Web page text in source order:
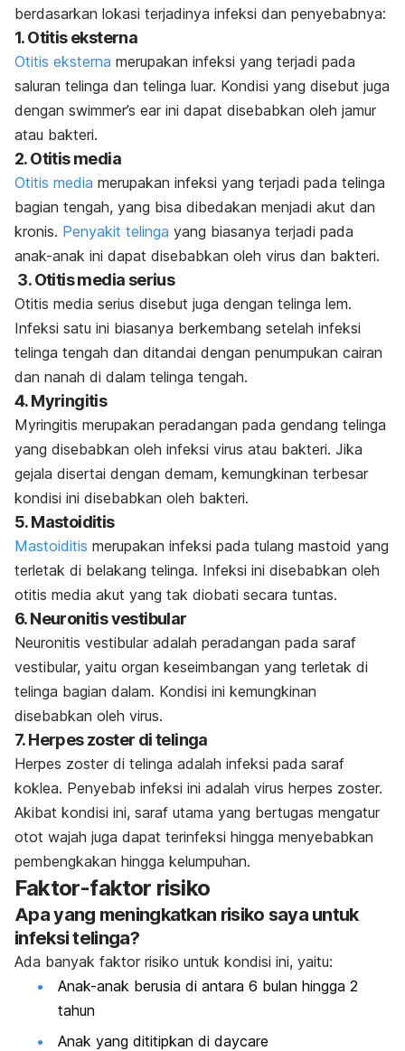
berdasarkan lokasi terjadinya infeksi dan penyebabnya:
1. Otitis eksterna
Otitis eksterna merupakan infeksi yang terjadi pada
saluran telinga dan telinga luar. Kondisi yang disebut juga
dengan swimmer’s ear ini dapat disebabkan oleh jamur
atau bakteri.
2. Otitis media
Otitis media merupakan infeksi yang terjadi pada telinga
bagian tengah, yang bisa dibedakan menjadi akut dan
kronis. Penyakit telinga yang biasanya terjadi pada
anak-anak ini dapat disebabkan oleh virus dan bakteri.
3. Otitis media serius
Otitis media serius disebut juga dengan telinga lem.
Infeksi satu ini biasanya berkembang setelah infeksi
telinga tengah dan ditandai dengan penumpukan cairan
dan nanah di dalam telinga tengah.
4. Myringitis
Myringitis merupakan peradangan pada gendang telinga
yang disebabkan oleh infeksi virus atau bakteri. Jika
gejala disertai dengan demam, kemungkinan terbesar
kondisi ini disebabkan oleh bakteri.
5. Mastoiditis
Mastoiditis merupakan infeksi pada tulang mastoid yang
terletak di belakang telinga. Infeksi ini disebabkan oleh
otitis media akut yang tak diobati secara tuntas.
6. Neuronitis vestibular
Neuronitis vestibular adalah peradangan pada saraf
vestibular, yaitu organ keseimbangan yang terletak di
telinga bagian dalam. Kondisi ini kemungkinan
disebabkan oleh virus.
7. Herpes zoster di telinga
Herpes zoster di telinga adalah infeksi pada saraf
koklea. Penyebab infeksi ini adalah virus herpes zoster.
Akibat kondisi ini, saraf utama yang bertugas mengatur
otot wajah juga dapat terinfeksi hingga menyebabkan
pembengkakan hingga kelumpuhan.
Faktor-faktor risiko
Apa yang meningkatkan risiko saya untuk
infeksi telinga?
Ada banyak faktor risiko untuk kondisi ini, yaitu:
Anak-anak berusia di antara 6 bulan hingga 2
tahun
Anak yang dititipkan di daycare